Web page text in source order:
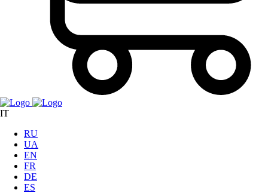
IT
RU
UA
EN
FR
DE
ES